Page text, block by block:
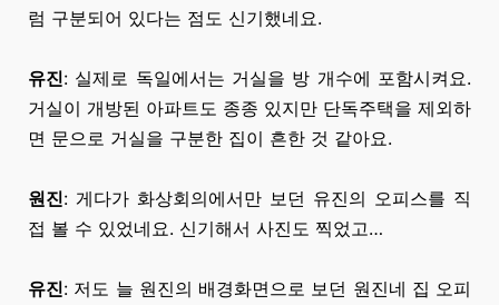
럼 구분되어 있다는 점도 신기했네요.
유진: 실제로 독일에서는 거실을 방 개수에 포함시켜요.
거실이 개방된 아파트도 종종 있지만 단독주택을 제외하
면 문으로 거실을 구분한 집이 흔한 것 같아요.
원진: 게다가 화상회의에서만 보던 유진의 오피스를 직
접 볼 수 있었네요. 신기해서 사진도 찍었고…
유진: 저도 늘 원진의 배경화면으로 보던 원진네 집 오피